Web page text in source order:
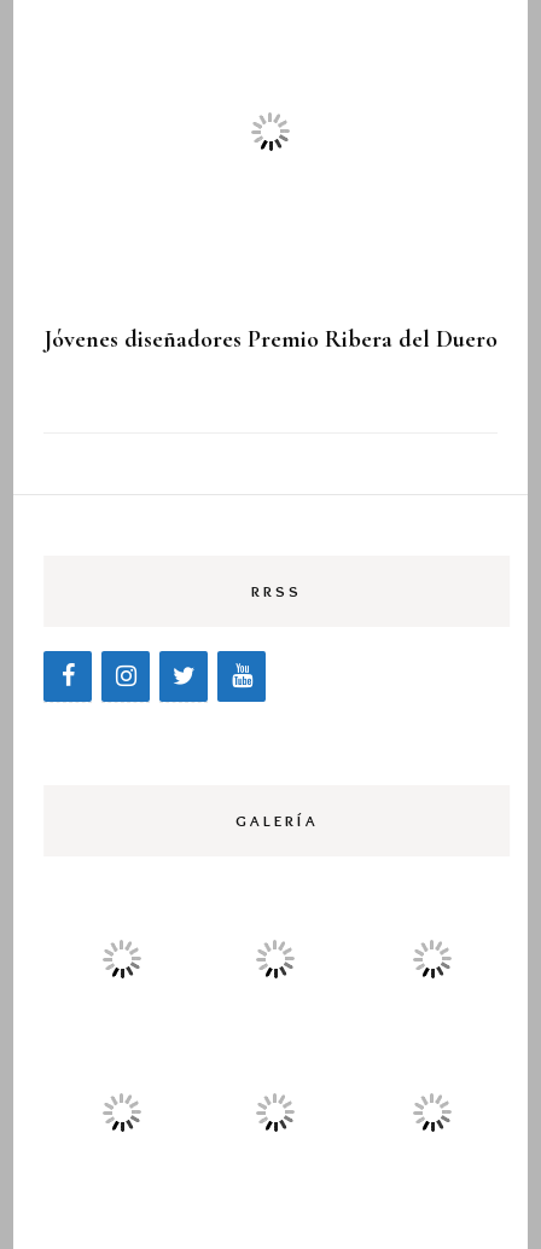
Jóvenes diseñadores Premio Ribera del Duero
RRSS
GALERÍA